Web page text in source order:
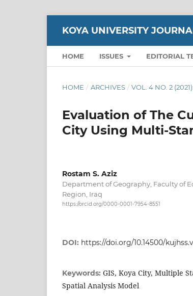
KOYA UNIVERSITY
HOME ISSUES EDITORIAL
HOME / ARCHIVES / VOL. 4 NO. 2
Evaluation of The
City Using Multi-
Rostam S. Aziz
Department of Geography, Faculty of
Region, Iraq
https://orcid.org/0000-0001-7954-8551
DOI: https://doi.org/10.14500/
Keywords: GIS, Koya City, Multiple
Spatial Analysis Model